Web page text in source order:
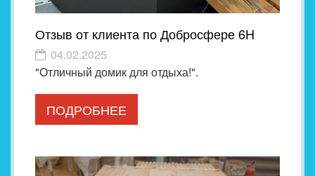
Отзыв от клиента по Добросфере 6H
04.02.2025
"Отличный домик для отдыха!".
ПОДРОБНЕЕ